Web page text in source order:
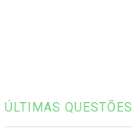
ÚLTIMAS QUESTÕES